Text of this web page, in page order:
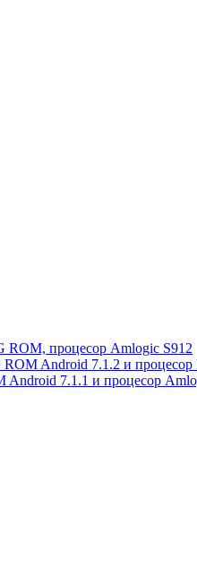
процесор Amlogic S912
Android 7.1.2 и процесор
7.1.1 и процесор